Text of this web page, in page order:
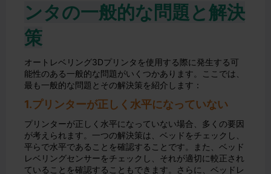
ンタの一般的な問題と解決
策
オートレベリング3Dプリンタを使用する際に発生する可
能性のある一般的な問題がいくつかあります。ここでは、
最も一般的な問題とその解決策を紹介します：
1.プリンターが正しく水平になっていない
プリンターが正しく水平になっていない場合、多くの要因
が考えられます。一つの解決策は、ベッドをチェックし、
平らで水平であることを確認することです。また、ベッド
レベリングセンサーをチェックし、それが適切に較正され
ていることを確認することもできます。さらに、ベッドレ